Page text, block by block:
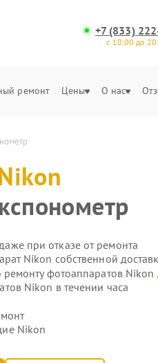
+7 (833)
с 10:00 до
ремонт Цены О нас
при отказе от ремонта
Nikon собственной
фотоаппаратов Nikon
Nikon в течении часа
Nikon